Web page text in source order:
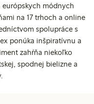
módnych
na 17 trhoch a online
spolupráce s
ponúka inšpiratívnu a
zahŕňa niekoľko
spodnej bielizne a